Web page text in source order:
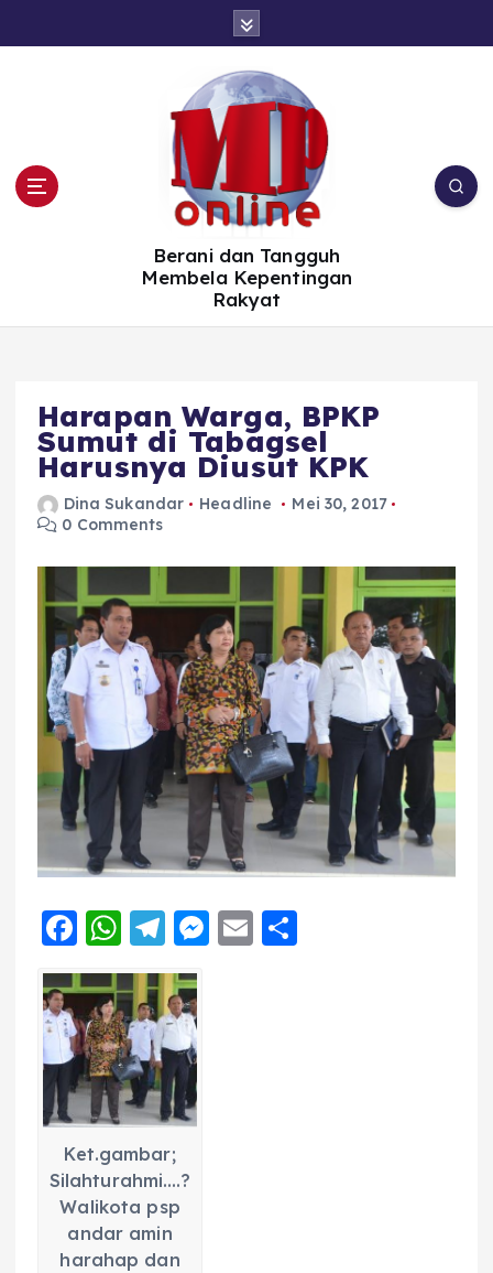
Berani dan Tangguh
Membela Kepentingan
Rakyat
Harapan Warga, BPKP
Sumut di Tabagsel
Harusnya Diusut KPK
Dina Sukandar Headline
Mei 30, 2017
0 Comments
F
a
c
e
b
o
o
k
W
h
a
ts
A
p
p
T
el
e
g
r
a
m
M E
Ket.gambar;
Silahturahmi….?
Walikota psp
andar amin
harahap dan